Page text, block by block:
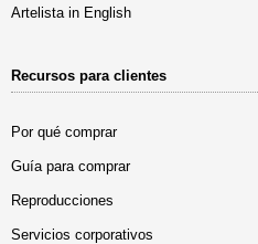
Artelista in English
Recursos para clientes
Por qué comprar
Guía para comprar
Reproducciones
Servicios corporativos